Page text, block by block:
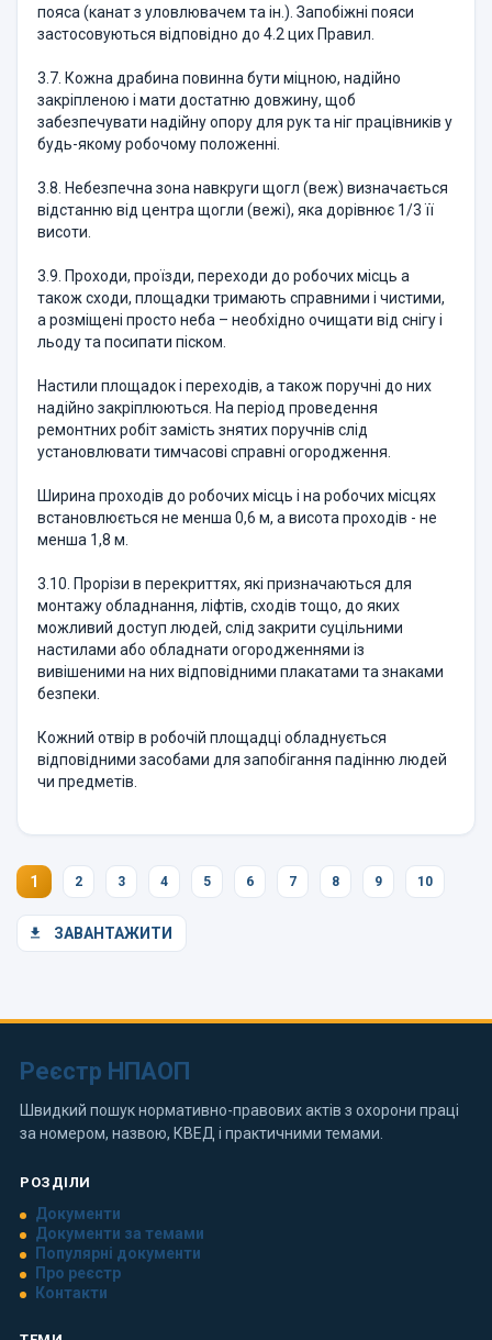
пояса (канат з уловлювачем та ін.). Запобіжні пояси
застосовуються відповідно до 4.2 цих Правил.
3.7. Кожна драбина повинна бути міцною, надійно
закріпленою і мати достатню довжину, щоб
забезпечувати надійну опору для рук та ніг працівників у
будь-якому робочому положенні.
3.8. Небезпечна зона навкруги щогл (веж) визначається
відстанню від центра щогли (вежі), яка дорівнює 1/3 її
висоти.
3.9. Проходи, проїзди, переходи до робочих місць а
також сходи, площадки тримають справними і чистими,
а розміщені просто неба – необхідно очищати від снігу і
льоду та посипати піском.
Настили площадок і переходів, а також поручні до них
надійно закріплюються. На період проведення
ремонтних робіт замість знятих поручнів слід
установлювати тимчасові справні огородження.
Ширина проходів до робочих місць і на робочих місцях
встановлюється не менша 0,6 м, а висота проходів - не
менша 1,8 м.
3.10. Прорізи в перекриттях, які призначаються для
монтажу обладнання, ліфтів, сходів тощо, до яких
можливий доступ людей, слід закрити суцільними
настилами або обладнати огородженнями із
вивішеними на них відповідними плакатами та знаками
безпеки.
Кожний отвір в робочій площадці обладнується
відповідними засобами для запобігання падінню людей
чи предметів.
1 2 3 4 5 6 7 8 9 10
ЗАВАНТАЖИТИ
Реєстр НПАОП
Швидкий пошук нормативно-правових актів з охорони праці
за номером, назвою, КВЕД і практичними темами.
РОЗДІЛИ
Документи
Документи за темами
Популярні документи
Про реєстр
Контакти